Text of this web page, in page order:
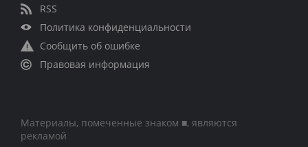
RSS
Политика конфиденциальности
Сообщить об ошибке
Правовая информация
Материалы, помеченные знаком ■, являются
рекламой